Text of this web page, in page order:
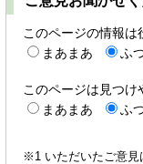
このページの情報は
まあまあ
ふ
このページは見つけ
まあまあ
ふ
※1 いただいたご意見